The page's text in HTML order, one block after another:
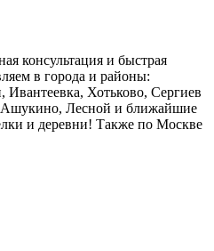
консультация и быстрая
в города и районы:
Хотьково, Сергиев
Лесной и ближайшие
и деревни! Также по Москве